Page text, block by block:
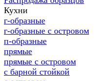
Кухни
г-образные
г-образные с островом
п-образные
прямые
прямые с островом
с барной стойкой